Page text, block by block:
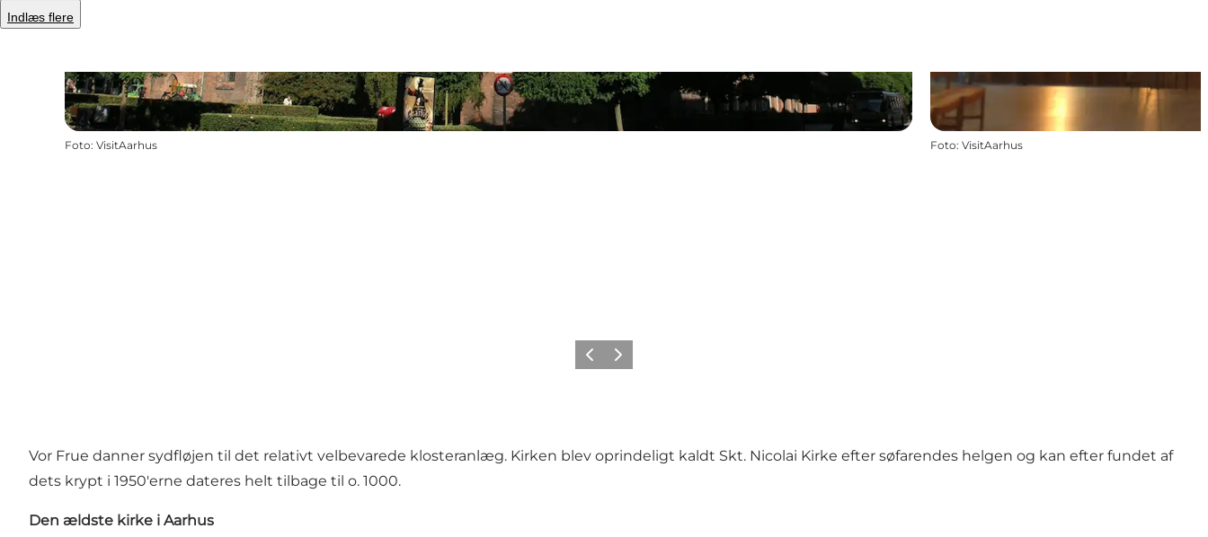
Indlæs flere
Foto: VisitAarhus Foto: VisitAarhus
ForrigeNæste
Vor Frue danner sydfløjen til det relativt velbevarede klosteranlæg. Kirken blev oprindeligt kaldt Skt. Nicolai Kirke efter søfarendes helgen og kan efter fundet af
dets krypt i 1950'erne dateres helt tilbage til o. 1000.
Den ældste kirke i Aarhus